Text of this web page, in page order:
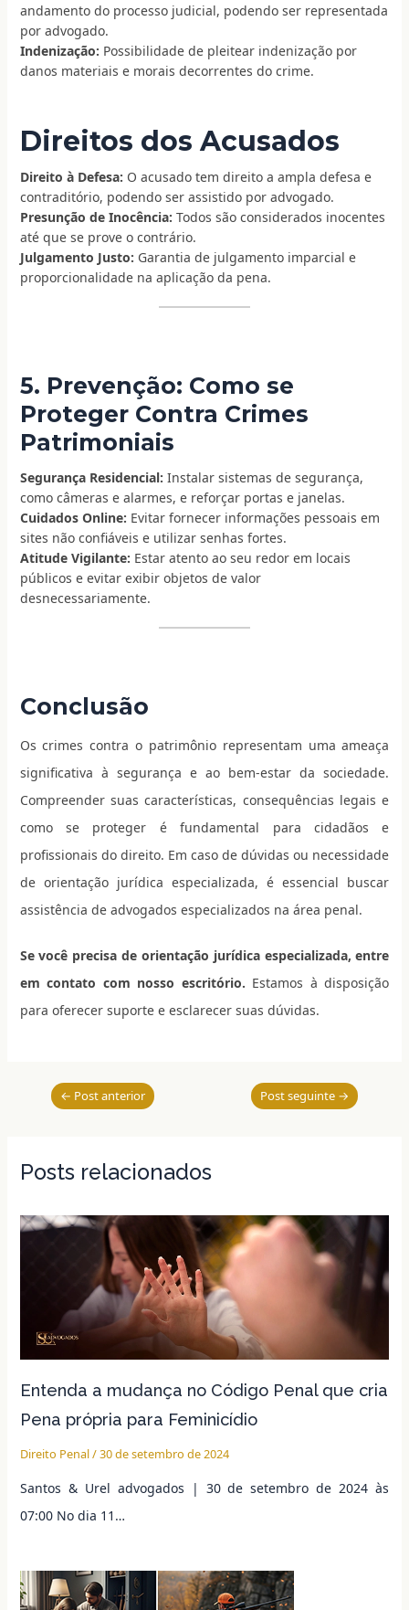
andamento do processo judicial, podendo ser representada
por advogado.
Indenização: Possibilidade de pleitear indenização por
danos materiais e morais decorrentes do crime.
Direitos dos Acusados
Direito à Defesa: O acusado tem direito a ampla defesa e
contraditório, podendo ser assistido por advogado.
Presunção de Inocência: Todos são considerados inocentes
até que se prove o contrário.
Julgamento Justo: Garantia de julgamento imparcial e
proporcionalidade na aplicação da pena.
5. Prevenção: Como se
Proteger Contra Crimes
Patrimoniais
Segurança Residencial: Instalar sistemas de segurança,
como câmeras e alarmes, e reforçar portas e janelas.
Cuidados Online: Evitar fornecer informações pessoais em
sites não confiáveis e utilizar senhas fortes.
Atitude Vigilante: Estar atento ao seu redor em locais
públicos e evitar exibir objetos de valor
desnecessariamente.
Conclusão
Os crimes contra o patrimônio representam uma ameaça
significativa à segurança e ao bem-estar da sociedade.
Compreender suas características, consequências legais e
como se proteger é fundamental para cidadãos e
profissionais do direito. Em caso de dúvidas ou necessidade
de orientação jurídica especializada, é essencial buscar
assistência de advogados especializados na área penal.
Se você precisa de orientação jurídica especializada, entre
em contato com nosso escritório. Estamos à disposição
para oferecer suporte e esclarecer suas dúvidas.
← Post anterior Post seguinte →
Posts relacionados
Entenda a mudança no Código Penal que cria
Pena própria para Feminicídio
Direito Penal/30 de setembro de 2024
Santos & Urel advogados | 30 de setembro de 2024 às
07:00 No dia 11…